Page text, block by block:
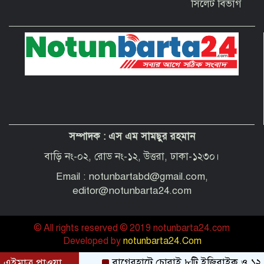
দেশবাসীকে প্রধানমন্ত্রীর ঈদুল আজহার
শুভেচ্ছা
“অপরাধী যেই হোক, তার কোনো ছাড় নয়”—
বাগেরহাটের নবাগত পুলিশ সুপার
সিলেট বিভাগ
সম্পাদক : এস এম সামছুর রহমান
বাড়ি নং-০২, রোড নং-১২, উত্তরা, ঢাকা-১২৩০।
Email : notunbartabd@gmail.com,
editor@notunbarta24.com
© All rights reserved © 2019 notunbarta24.com
Developed by notunbarta24.Com